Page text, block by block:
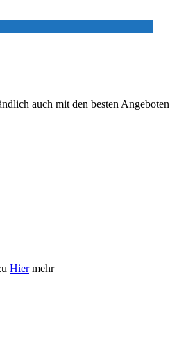
auch mit den besten Angeboten
Hiermehr